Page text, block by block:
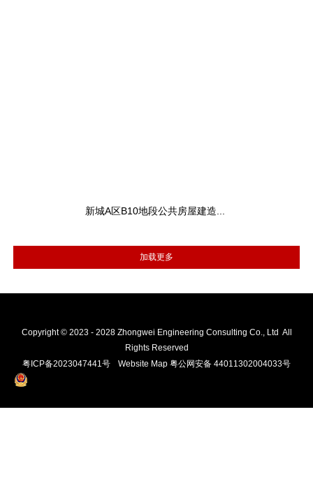
新城A区B10地段公共房屋建造...
Copyright © 2023 - 2028 Zhongwei Engineering Consulting Co., Ltd All
Rights Reserved
粤ICP备2023047441号
Website Map 粤公网安备 44011302004033号